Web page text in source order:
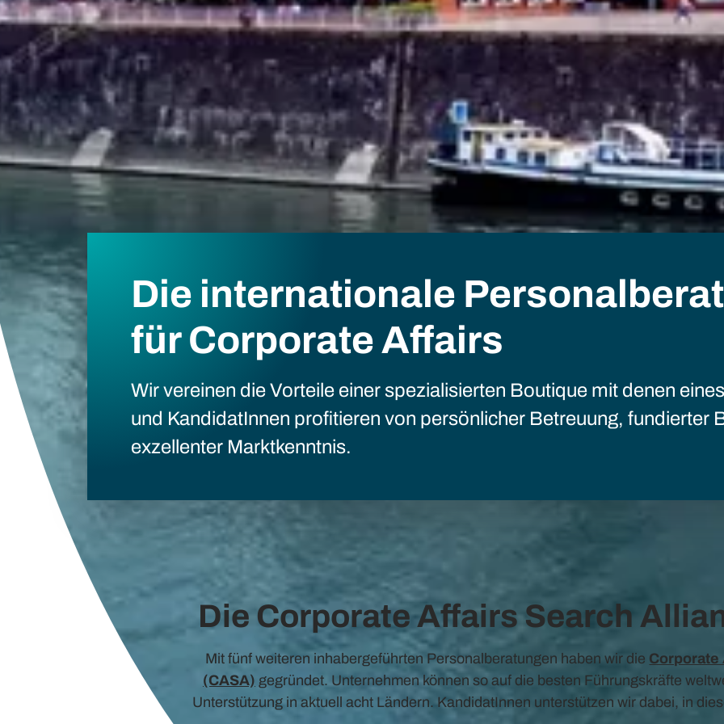
Die internationale
für Corporate Affairs
Wir vereinen die Vorteile einer spezialisierten Boutique mit denen
und KandidatInnen profitieren von persönlicher Betreuung, fundierter
exzellenter Marktkenntnis.
Die Corporate Affairs Search
Mit fünf weiteren inhabergeführten Personalberatungen haben wir die Corporate
(CASA) gegründet. Unternehmen können so auf die besten Führungskräfte
Unterstützung in aktuell acht Ländern. KandidatInnen unterstützen wir dabei, in